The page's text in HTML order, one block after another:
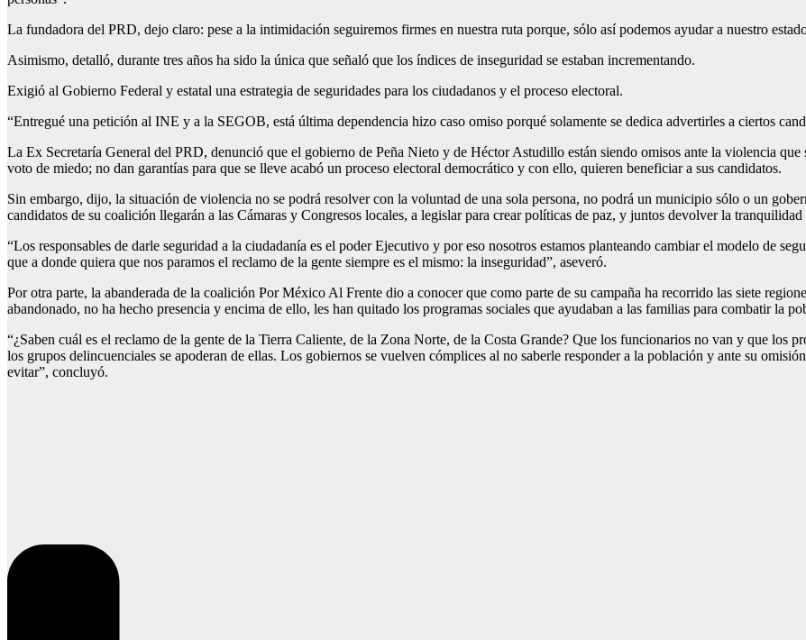
La fundadora del PRD, dejo claro: pese a la intimidación seguiremos firmes en nuestra ruta porque, sólo así podemos ayudar a nuestro
Asimismo, detalló, durante tres años ha sido la única que señaló que los índices de inseguridad se estaban incrementando.
Exigió al Gobierno Federal y estatal una estrategia de seguridades para los ciudadanos y el proceso electoral.
“Entregué una petición al INE y a la SEGOB, está última dependencia hizo caso omiso porqué solamente se dedica advertirles a ciertos
La Ex Secretaría General del PRD, denunció que el gobierno de Peña Nieto y de Héctor Astudillo están siendo omisos ante la violencia
voto de miedo; no dan garantías para que se lleve acabó un proceso electoral democrático y con ello, quieren beneficiar a sus candidatos.
Sin embargo, dijo, la situación de violencia no se podrá resolver con la voluntad de una sola persona, no podrá un municipio sólo o un
candidatos de su coalición llegarán a las Cámaras y Congresos locales, a legislar para crear políticas de paz, y juntos devolver la
“Los responsables de darle seguridad a la ciudadanía es el poder Ejecutivo y por eso nosotros estamos planteando cambiar el modelo de
que a donde quiera que nos paramos el reclamo de la gente siempre es el mismo: la inseguridad”, aseveró.
Por otra parte, la abanderada de la coalición Por México Al Frente dio a conocer que como parte de su campaña ha recorrido las siete
abandonado, no ha hecho presencia y encima de ello, les han quitado los programas sociales que ayudaban a las familias para combatir la
“¿Saben cuál es el reclamo de la gente de la Tierra Caliente, de la Zona Norte, de la Costa Grande? Que los funcionarios no van y que los
los grupos delincuenciales se apoderan de ellas. Los gobiernos se vuelven cómplices al no saberle responder a la población y ante su
evitar”, concluyó.